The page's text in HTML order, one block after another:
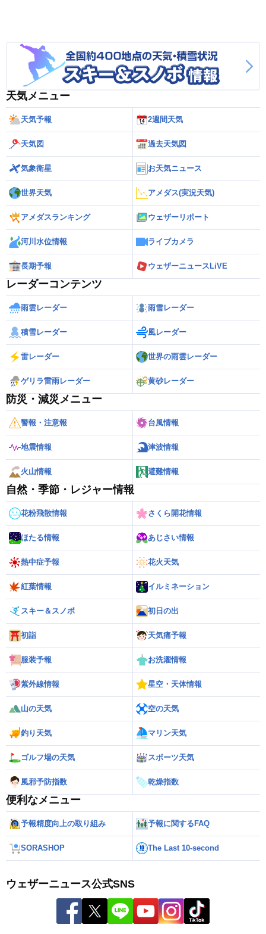
天気メニュー
天気予報 2週間天気
天気図 過去天気図
気象衛星 お天気ニュース
世界天気 アメダス(実況天気)
アメダスランキング ウェザーリポート
河川水位情報 ライブカメラ
長期予報 ウェザーニュースLiVE
レーダーコンテンツ
雨雲レーダー 雨雪レーダー
積雪レーダー 風レーダー
雷レーダー 世界の雨雲レーダー
ゲリラ雷雨レーダー 黄砂レーダー
防災・減災メニュー
警報・注意報 台風情報
地震情報 津波情報
火山情報 避難情報
自然・季節・レジャー情報
花粉飛散情報 さくら開花情報
ほたる情報 あじさい情報
熱中症予報 花火天気
紅葉情報 イルミネーション
スキー＆スノボ 初日の出
初詣 天気痛予報
服装予報 お洗濯情報
紫外線情報 星空・天体情報
山の天気 空の天気
釣り天気 マリン天気
ゴルフ場の天気 スポーツ天気
風邪予防指数 乾燥指数
便利なメニュー
予報精度向上の取り組み 予報に関するFAQ
SORASHOP The Last 10-second
ウェザーニュース公式SNS